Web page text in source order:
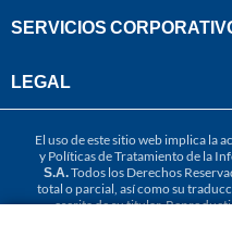
SERVICIOS
LEGAL
El uso de este sitio web implica la
y Políticas de Tratamiento de la
S.A.Todos los Derechos
total o parcial, así como su
escrita de su titular.